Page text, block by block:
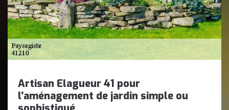
Artisan Elagueur 41 pour
l’aménagement de jardin simple ou